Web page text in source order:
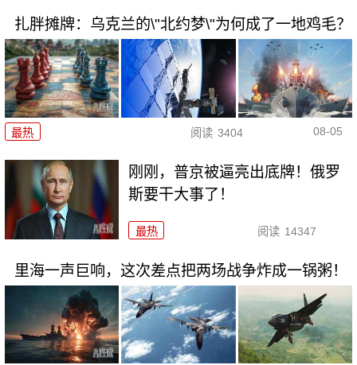
扎胖摊牌：乌克兰的\"北约梦\"为何成了一地鸡毛？
最热 阅读 3404 08-05
刚刚，普京被逼亮出底牌！俄罗
斯要干大事了！
最热 阅读 14347
里海一声巨响，这次差点把两场战争炸成一锅粥！